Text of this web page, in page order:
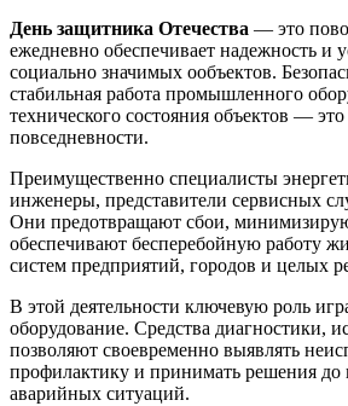
День защитника Отечества — это
ежедневно обеспечивает надежность и
социально значимых ообъектов.
стабильная работа промышленного
технического состояния объектов —
повседневности.
Преимущественно специалисты
инженеры, представители сервисных
Они предотвращают сбои,
обеспечивают бесперебойную работу
систем предприятий, городов и целых
В этой деятельности ключевую роль
оборудование. Средства диагностики,
позволяют своевременно выявлять
профилактику и принимать решения до
аварийных ситуаций.